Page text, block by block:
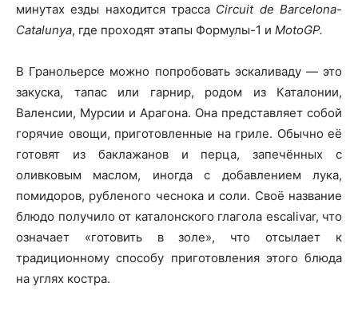
минутах езды находится трасса Circuit de Barcelona-
Catalunya, где проходят этапы Формулы-1 и MotoGP.
В Гранольерсе можно попробовать эскаливаду — это
закуска, тапас или гарнир, родом из Каталонии,
Валенсии, Мурсии и Арагона. Она представляет собой
горячие овощи, приготовленные на гриле. Обычно её
готовят из баклажанов и перца, запечённых с
оливковым маслом, иногда с добавлением лука,
помидоров, рубленого чеснока и соли. Своё название
блюдо получило от каталонского глагола escalivar, что
означает «готовить в золе», что отсылает к
традиционному способу приготовления этого блюда
на углях костра.